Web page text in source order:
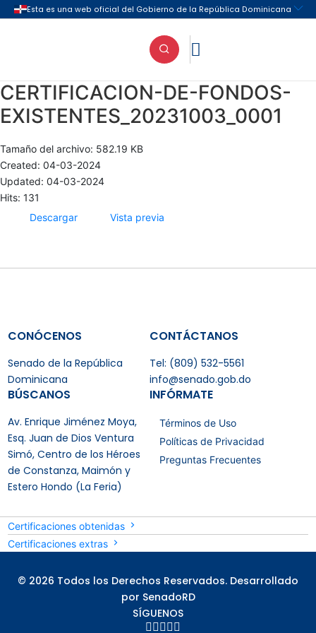

CERTIFICACION-DE-FONDOS-
EXISTENTES_20231003_0001
Tamaño del archivo: 582.19 KB
Created: 04-03-2024
Updated: 04-03-2024
Hits: 131
Descargar
Vista previa
CONÓCENOS
Senado de la República
Dominicana
CONTÁCTANOS
Tel: (809) 532-5561
info@senado.gob.do
BÚSCANOS
Av. Enrique Jiménez Moya,
Esq. Juan de Dios Ventura
Simó, Centro de los Héroes
de Constanza, Maimón y
Estero Hondo (La Feria)
INFÓRMATE
Términos de Uso
Políticas de Privacidad
Preguntas Frecuentes
Certificaciones obtenidas
Certificaciones extras
© 2026 Todos los Derechos Reservados. Desarrollado
por SenadoRD
SÍGUENOS
    